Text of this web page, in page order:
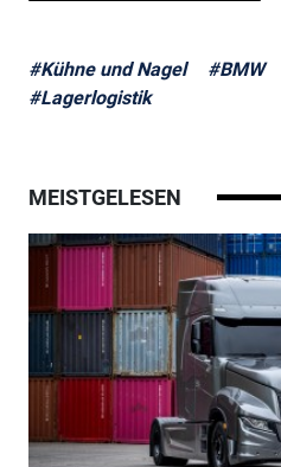
#Kühne und Nagel #BMW
#Lagerlogistik
MEISTGELESEN